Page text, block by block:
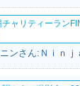
チャリティーラン
ンさん:Ｎｉｎ